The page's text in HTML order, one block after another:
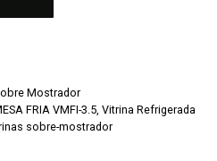
Mostrador
FRIA VMFI-3.5 Vitrina Refrigerada
sobre-mostrador